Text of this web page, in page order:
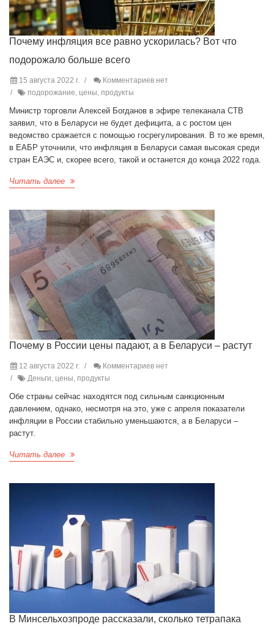
Почему инфляция все равно ускорилась? Вот что
подорожало больше всего
15 августа 2022 г.
Комментариев нет
подорожание, цены, продукты
Министр торговли Алексей Богданов в эфире телеканала СТВ
заявил, что в Беларуси не будет дефицита, а с ростом цен
ведомство сражается с помощью госрегулирования. В то же время,
в ЕАБР уточнили, что инфляция в Беларуси самая высокая среди
стран ЕАЭС и, скорее всего, такой и останется до конца 2022 года.
Читать далее
Почему в России цены падают, а в Беларуси – растут
12 августа 2022 г.
Комментариев нет
Деньги, цены, продукты
Обе страны сейчас находятся под сильным санкционным
давлением, однако, несмотря на это, уже с апреля показатели
инфляции в России стабильно уменьшаются, а в Беларуси –
растут.
Читать далее
В Минсельхозпроде рассказали, сколько тетрапака